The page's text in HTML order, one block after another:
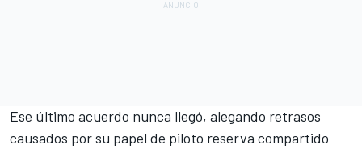
Ese último acuerdo nunca llegó, alegando retrasos
causados por su papel de piloto reserva compartido